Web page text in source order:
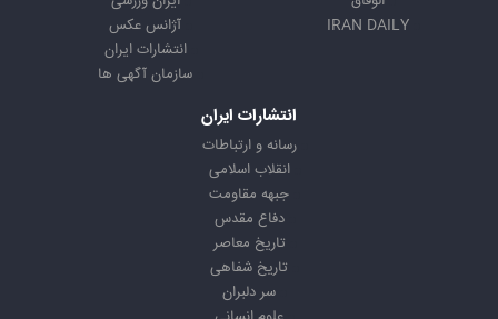
IRAN DAILY
آژانس عکس
انتشارات ایران
سازمان آگهی ها
انتشارات ایران
رسانه و ارتباطات
انقلاب اسلامی
جبهه مقاومت
دفاع مقدس
تاریخ معاصر
تاریخ شفاهی
سر دلبران